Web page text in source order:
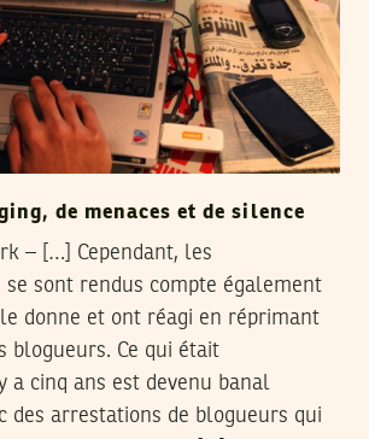
de menaces et de silence
– […] Cependant, les
se sont rendus compte également
donne et ont réagi en réprimant
blogueurs. Ce qui était
a cinq ans est devenu banal
des arrestations de blogueurs qui